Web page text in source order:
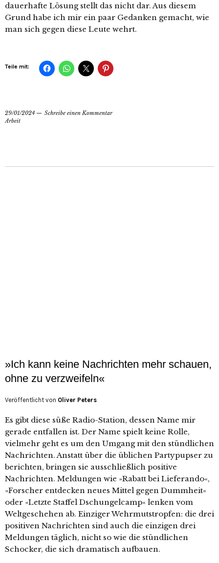
dauerhafte Lösung stellt das nicht dar. Aus diesem
Grund habe ich mir ein paar Gedanken gemacht, wie
man sich gegen diese Leute wehrt.
Teile mit:
29/01/2024
Schreibe einen Kommentar
Arbeit
»Ich kann keine Nachrichten mehr schauen,
ohne zu verzweifeln«
Veröffentlicht von Oliver Peters
Es gibt diese süße Radio-Station, dessen Name mir
gerade entfallen ist. Der Name spielt keine Rolle,
vielmehr geht es um den Umgang mit den stündlichen
Nachrichten. Anstatt über die üblichen Partypupser zu
berichten, bringen sie ausschließlich positive
Nachrichten. Meldungen wie »Rabatt bei Lieferando«,
»Forscher entdecken neues Mittel gegen Dummheit«
oder »Letzte Staffel Dschungelcamp« lenken vom
Weltgeschehen ab. Einziger Wehrmutstropfen: die drei
positiven Nachrichten sind auch die einzigen drei
Meldungen täglich, nicht so wie die stündlichen
Schocker, die sich dramatisch aufbauen.